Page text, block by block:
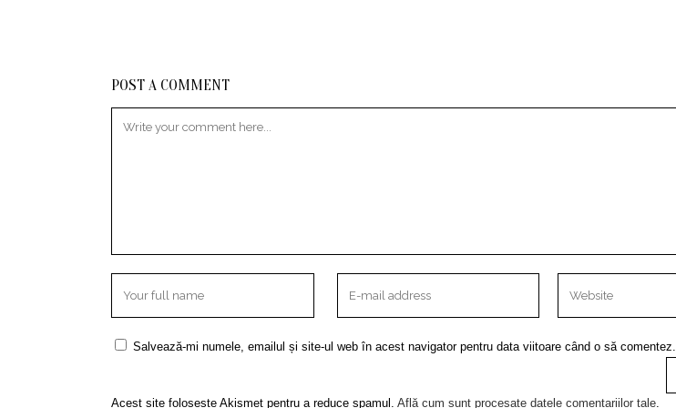
POST A COMMENT
Salvează-mi numele, emailul și site-ul web în acest navigator pentru data viitoare când o să comentez.
Acest site folosește Akismet pentru a reduce spamul. Află cum sunt procesate datele comentariilor tale.